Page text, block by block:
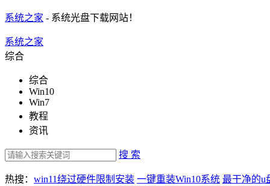
系统之家 - 系统光盘下载网站！
系统之家
综合
综合
Win10
Win7
教程
资讯
搜 索
热搜： win11绕过硬件限制安装 一键重装Win10系统 最干净的u